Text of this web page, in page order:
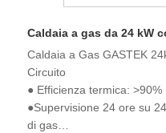
Caldaia a gas da 24 kW
Caldaia a Gas GASTEK
Circuito
● Efficienza termica: >90%
●Supervisione 24 ore su
di gas